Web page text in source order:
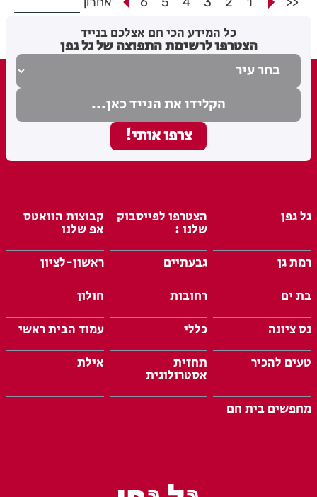
כל המידע הכי חם אצלכם בנייד
הצטרפו לרשימת התפוצה של גל גפן
גל גפן הצטרפו לפייסבוק
שלנו :
קבוצות הוואטס
אפ שלנו
רמת גן
גבעתיים
ראשון-לציון
בת ים
רחובות
חולון
נס ציונה
כללי
עמוד הבית ראשי
טעים להכיר
תחזית
אסטרולוגית
אילת
מחפשים בית חם